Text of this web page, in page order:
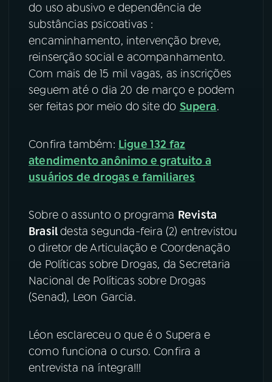
06VIDEOCASTS
ÚLTIMAS
08FESTIVAL DE MÚSICA
ACOMPANHE A RÁDIO NACIONAL
YouTube Facebook
TikTok
do uso abusivo e dependência de
substâncias psicoativas :
encaminhamento, intervenção breve,
reinserção social e acompanhamento.
Com mais de 15 mil vagas, as inscrições
seguem até o dia 20 de março e podem
ser feitas por meio do site do Supera.
Confira também: Ligue 132 faz
atendimento anônimo e gratuito a
usuários de drogas e familiares
Sobre o assunto o programa Revista
Brasildesta segunda-feira (2) entrevistou
o diretor de Articulação e Coordenação
de Políticas sobre Drogas, da Secretaria
Nacional de Políticas sobre Drogas
(Senad), Leon Garcia.
Léon esclareceu o que é o Supera e
como funciona o curso. Confira a
entrevista na íntegra!!!